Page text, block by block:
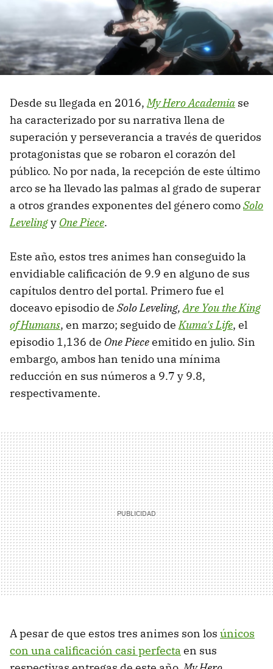
Desde su llegada en 2016,My Hero Academia se
ha caracterizado por su narrativa llena de
superación y perseverancia a través de queridos
protagonistas que se robaron el corazón del
público. No por nada, la recepción de este último
arco se ha llevado las palmas al grado de superar
a otros grandes exponentes del género comoSolo
Levelingy One Piece.
Este año, estos tres animes han conseguido la
envidiable calificación de 9.9 en alguno de sus
capítulos dentro del portal. Primero fue el
doceavo episodio de Solo Leveling,Are You the King
of Humans, en marzo; seguido deKuma's Life, el
episodio 1,136 de One Pieceemitido en julio. Sin
embargo, ambos han tenido una mínima
reducción en sus números a 9.7 y 9.8,
respectivamente.
A pesar de que estos tres animes son los únicos
con una calificación casi perfecta en sus